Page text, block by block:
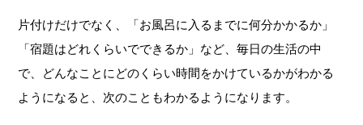
片付けだけでなく、「お風呂に入るまでに何分かかるか」
「宿題はどれくらいでできるか」など、毎日の生活の中
で、どんなことにどのくらい時間をかけているかがわかる
ようになると、次のこともわかるようになります。